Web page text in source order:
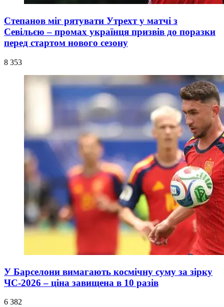
Степанов міг рятувати Утрехт у матчі з
Севільєю – промах українця призвів до поразки
перед стартом нового сезону
8 353
У Барселони вимагають космічну суму за зірку
ЧС-2026 – ціна завищена в 10 разів
6 382